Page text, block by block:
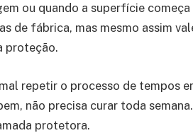
ou quando a superfície
de fábrica, mas mesmo assim
proteção.
repetir o processo de tempos
não precisa curar toda
protetora.